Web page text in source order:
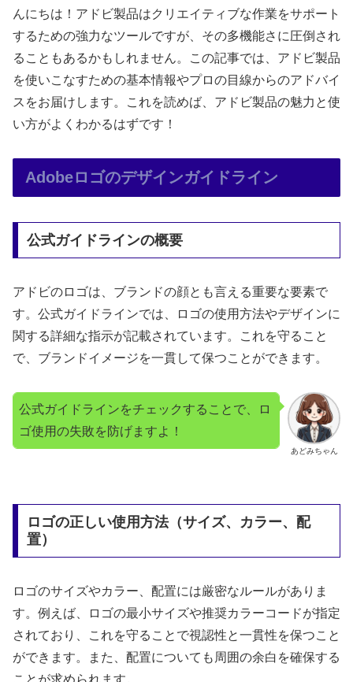
んにちは！アドビ製品はクリエイティブな作業をサポート
するための強力なツールですが、その多機能さに圧倒され
ることもあるかもしれません。この記事では、アドビ製品
を使いこなすための基本情報やプロの目線からのアドバイ
スをお届けします。これを読めば、アドビ製品の魅力と使
い方がよくわかるはずです！
Adobeロゴのデザインガイドライン
公式ガイドラインの概要
アドビのロゴは、ブランドの顔とも言える重要な要素で
す。公式ガイドラインでは、ロゴの使用方法やデザインに
関する詳細な指示が記載されています。これを守ること
で、ブランドイメージを一貫して保つことができます。
あどみちゃん
公式ガイドラインをチェックすることで、ロ
ゴ使用の失敗を防げますよ！
ロゴの正しい使用方法（サイズ、カラー、配
置）
ロゴのサイズやカラー、配置には厳密なルールがありま
す。例えば、ロゴの最小サイズや推奨カラーコードが指定
されており、これを守ることで視認性と一貫性を保つこと
ができます。また、配置についても周囲の余白を確保する
ことが求められます。